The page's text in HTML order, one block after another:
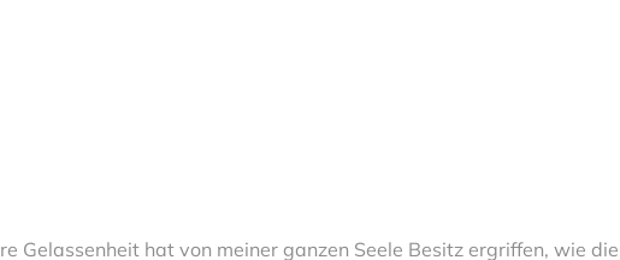
Gelassenheit hat von meiner ganzen Seele Besitz ergriffen, wie